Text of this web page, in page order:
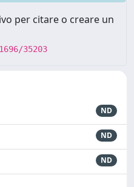
per citare o creare un
35203
ND
ND
ND